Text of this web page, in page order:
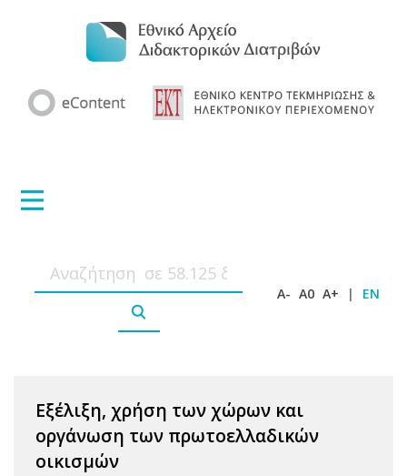
A- A0 A+ | EN
Εξέλιξη, χρήση των χώρων και
οργάνωση των πρωτοελλαδικών
οικισμών